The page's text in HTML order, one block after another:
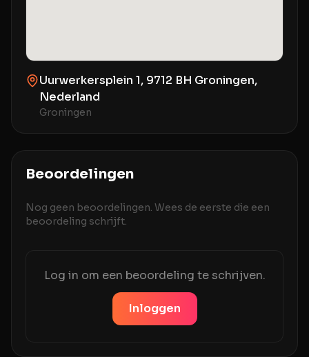
Uurwerkersplein 1, 9712 BH Groningen,
Nederland
Groningen
Beoordelingen
Nog geen beoordelingen. Wees de eerste die een
beoordeling schrijft.
Log in om een beoordeling te schrijven.
Inloggen